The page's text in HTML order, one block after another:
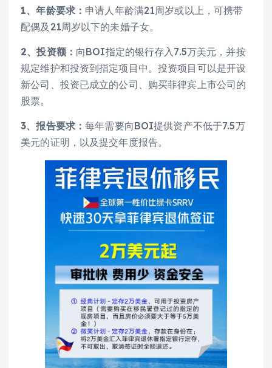
1、年龄要求： 申请人年龄满21周岁或以上，可携带
配偶及21周岁以下的未婚子女。
2、投资额： 向BOI指定的银行存入7.5万美元，并按
规定维护和投资到指定项目中。投资项目可以是开设
新公司、投资已成立的公司、购买菲律宾上市公司的
股票。
3、报告要求：每年需要向BOI提供资产不低于7.5万
美元的证明，以及提交年度报告。